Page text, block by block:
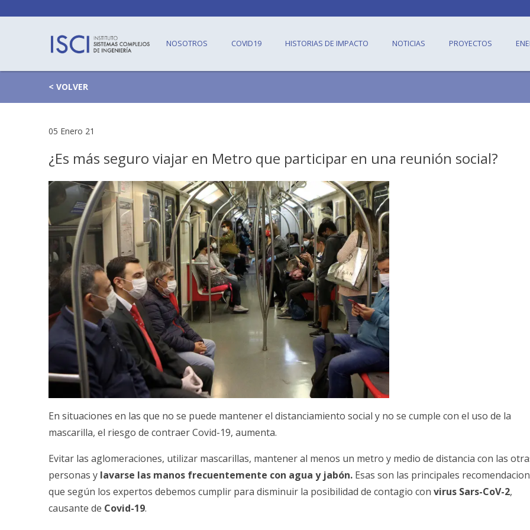
NOSOTROS COVID19 HISTORIAS DE IMPACTO NOTICIAS PROYECTOS
< VOLVER
05 Enero 21
¿Es más seguro viajar en Metro que participar en una reunión social?
En situaciones en las que no se puede mantener el distanciamiento social y no se cumple con el uso de la
mascarilla, el riesgo de contraer Covid-19, aumenta.
Evitar las aglomeraciones, utilizar mascarillas, mantener al menos un metro y medio de distancia con las
personas y lavarse las manos frecuentemente con agua y jabón. Esas son las principales
que según los expertos debemos cumplir para disminuir la posibilidad de contagio con virus Sars-CoV-2,
causante de Covid-19.